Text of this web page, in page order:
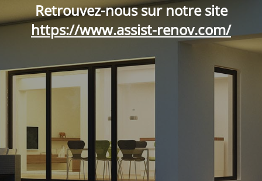
Retrouvez-nous sur notre site
https://www.assist-renov.com/